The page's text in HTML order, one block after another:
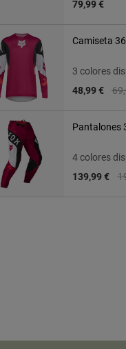
79,99 €
Camiseta
3 colores
48,99 €
Pantalones
4 colores
139,99 €